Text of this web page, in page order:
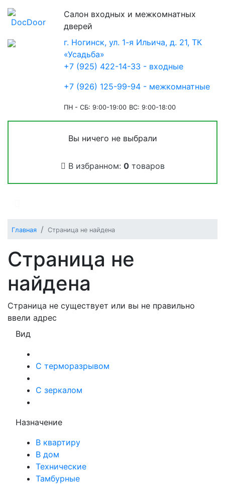
Салон входных и межкомнатных
дверей
г. Ногинск, ул. 1-я Ильича, д. 21, ТК
«Усадьба»
+7 (925) 422-14-33 - входные
+7 (926) 125-99-94 - межкомнатные
ПН - СБ: 9:00-19:00 ВС: 9:00-18:00
Вы ничего не выбрали
В избранном: 0товаров
Главная Страница не найдена
Страница не
найдена
Страница не существует или вы не правильно
ввели адрес
Вид
С терморазрывом
С зеркалом
Назначение
В квартиру
В дом
Технические
Тамбурные